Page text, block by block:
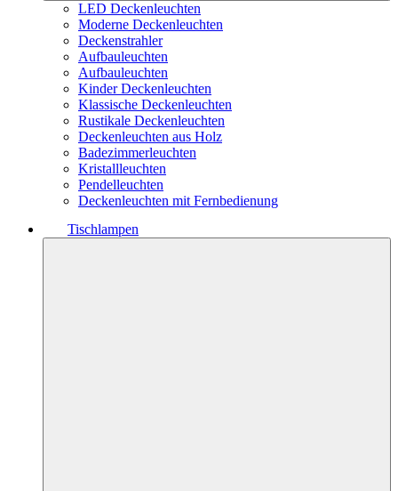
LED Deckenleuchten
Moderne Deckenleuchten
Deckenstrahler
Aufbauleuchten
Aufbauleuchten
Kinder Deckenleuchten
Klassische Deckenleuchten
Rustikale Deckenleuchten
Deckenleuchten aus Holz
Badezimmerleuchten
Kristallleuchten
Pendelleuchten
Deckenleuchten mit Fernbedienung
Tischlampen